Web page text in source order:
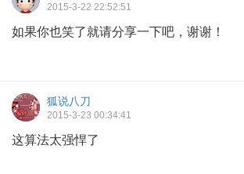
2015-3-22 22:52:51
如果你也笑了就请分享一下吧，谢谢！
狐说八刀
2015-3-23 00:34:41
这算法太强悍了